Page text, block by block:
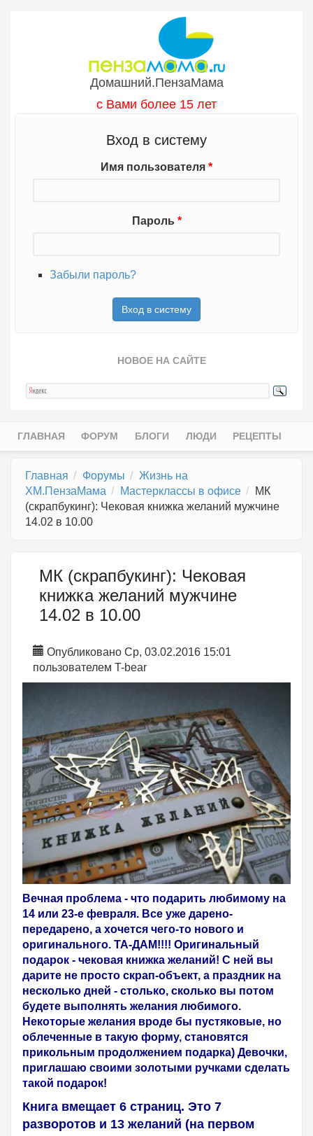
Домашний.ПензаМама
с Вами более 15 лет
Вход в систему
Имя пользователя *
Пароль *
Забыли пароль?
НОВОЕ НА САЙТЕ
Главное меню
ГЛАВНАЯ ФОРУМ БЛОГИ ЛЮДИ РЕЦЕПТЫ
Главная Форумы
Жизнь на
ХМ.ПензаМама
Мастерклассы в офисе
МК
(скрапбукинг): Чековая книжка желаний мужчине
14.02 в 10.00
МК (скрапбукинг): Чековая
книжка желаний мужчине
14.02 в 10.00
Опубликовано Ср, 03.02.2016 15:01
пользователем T-bear
Вечная проблема - что подарить любимому на
14 или 23-е февраля. Все уже дарено-
передарено, а хочется чего-то нового и
оригинального. ТА-ДАМ!!!! Оригинальный
подарок - чековая книжка желаний! С ней вы
дарите не просто скрап-объект, а праздник на
несколько дней - столько, сколько вы потом
будете выполнять желания любимого.
Некоторые желания вроде бы пустяковые, но
облеченные в такую форму, становятся
прикольным продолжением подарка) Девочки,
приглашаю своими золотыми ручками сделать
такой подарок!
Книга вмещает 6 страниц. Это 7
разворотов и 13 желаний (на первом